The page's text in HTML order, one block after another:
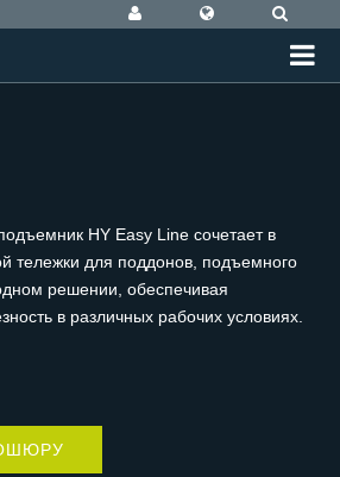
HY Easy Line сочетает в
тележки для поддонов, подъемного
решении, обеспечивая
в различных рабочих условиях.